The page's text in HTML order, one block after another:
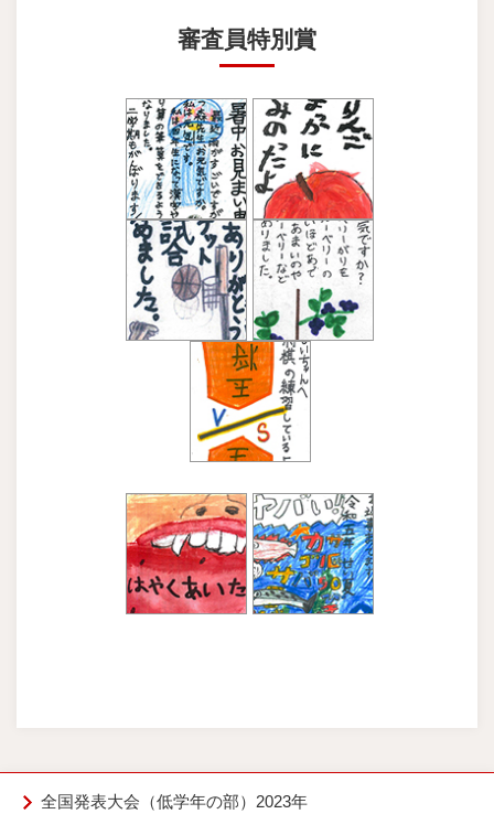
審査員特別賞
全国発表大会（低学年の部）2023年